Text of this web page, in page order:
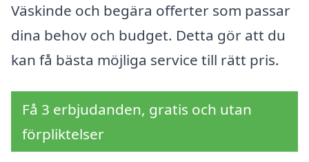
Väskinde och begära offerter som passar
dina behov och budget. Detta gör att du
kan få bästa möjliga service till rätt pris.
Få 3 erbjudanden, gratis och utan
förpliktelser